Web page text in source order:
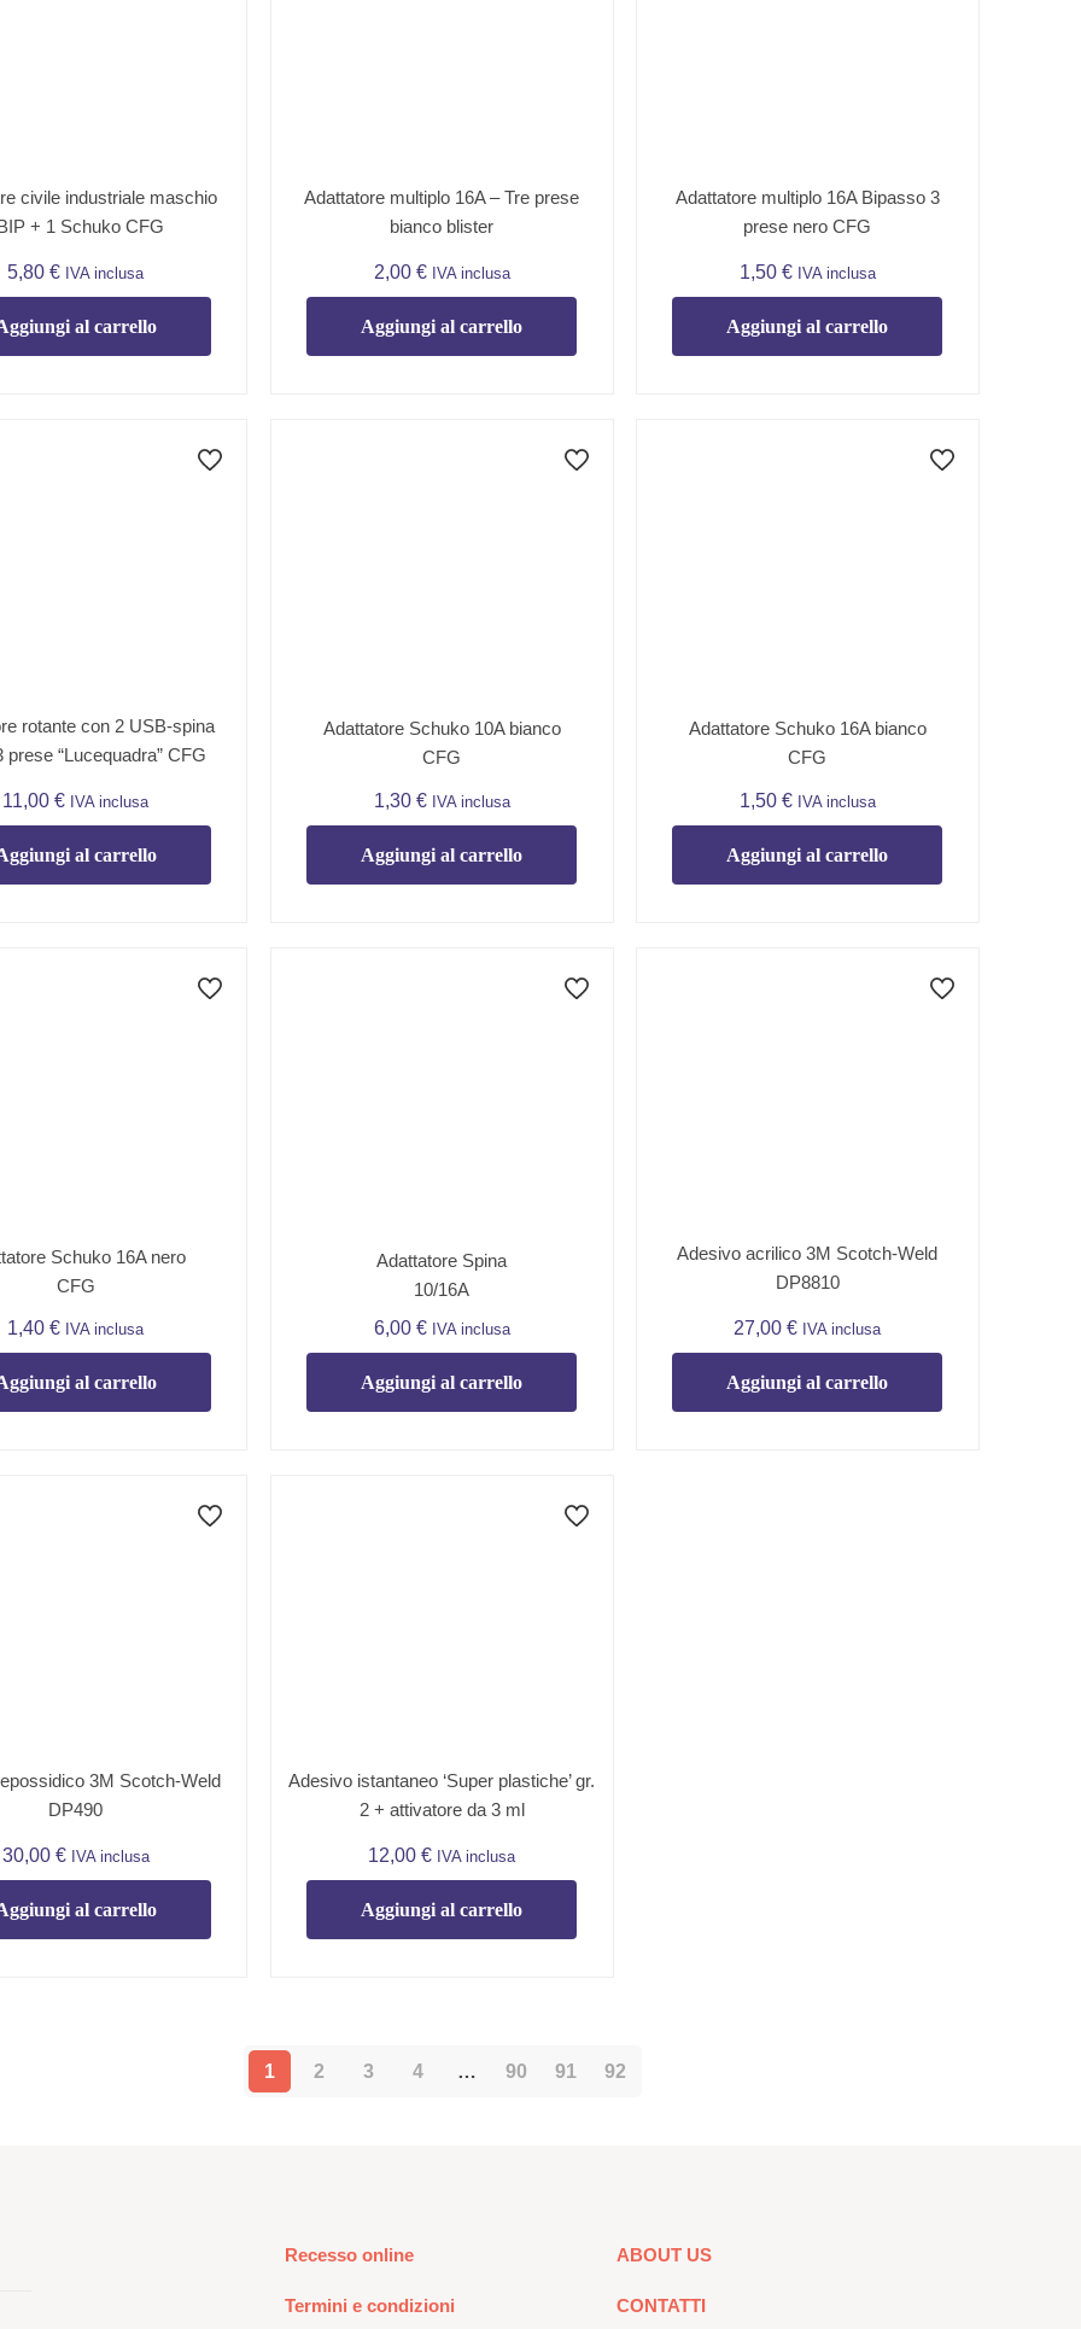
civile industriale maschio
+ 1 Schuko CFG
5,80€ IVA inclusa
al carrello
Adattatore multiplo 16A – Tre prese
bianco blister
2,00 € IVA inclusa
Aggiungi al carrello
Adattatore multiplo 16A Bipasso 3
prese nero CFG
1,50 € IVA inclusa
Aggiungi al carrello
rotante con 2 USB-spina
prese “Lucequadra” CFG
11,00€ IVA inclusa
al carrello
Adattatore Schuko 10A bianco
CFG
1,30 € IVA inclusa
Aggiungi al carrello
Adattatore Schuko 16A bianco
CFG
1,50 € IVA inclusa
Aggiungi al carrello
Schuko 16A nero
CFG
1,40€ IVA inclusa
al carrello
Adattatore Spina
10/16A
6,00 € IVA inclusa
Aggiungi al carrello
Adesivo acrilico 3M Scotch-Weld
DP8810
27,00€ IVA inclusa
Aggiungi al carrello
3M Scotch-Weld
DP490
30,00 € IVA inclusa
al carrello
Adesivo istantaneo ‘Super plastiche’ gr.
2 + attivatore da 3 ml
12,00€ IVA inclusa
Aggiungi al carrello
1 2 3 4 … 90 91 92
Recesso online
Termini e condizioni
ABOUT US
CONTATTI